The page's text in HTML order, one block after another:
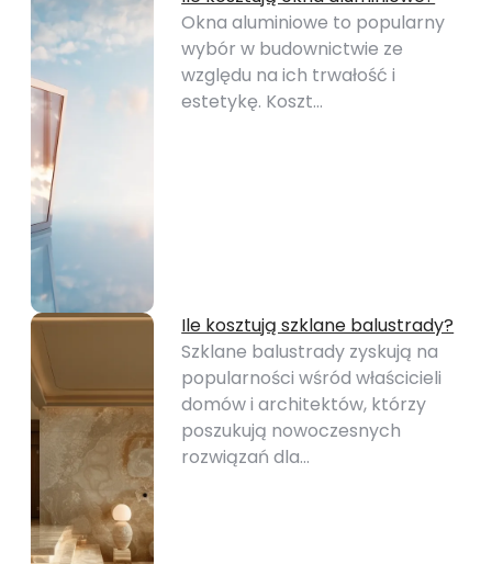
Okna aluminiowe to popularny
wybór w budownictwie ze
względu na ich trwałość i
estetykę. Koszt…
Ile kosztują szklane balustrady?
Szklane balustrady zyskują na
popularności wśród właścicieli
domów i architektów, którzy
poszukują nowoczesnych
rozwiązań dla…